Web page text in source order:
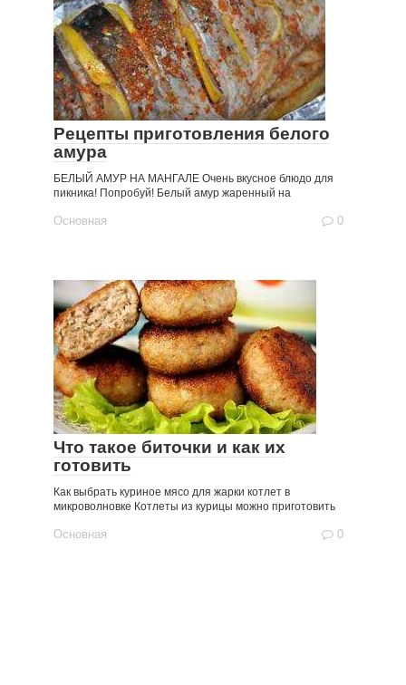
Рецепты приготовления белого
амура
БЕЛЫЙ АМУР НА МАНГАЛЕ Очень вкусное блюдо для
пикника! Попробуй! Белый амур жаренный на
Основная 0
Что такое биточки и как их
готовить
Как выбрать куриное мясо для жарки котлет в
микроволновке Котлеты из курицы можно приготовить
Основная 0